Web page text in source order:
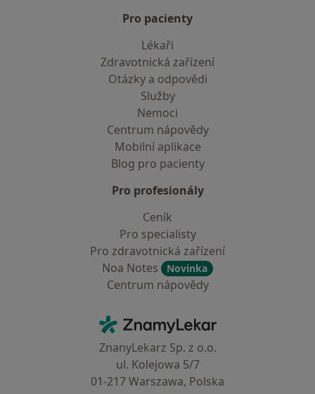
Pro pacienty
Lékaři
Zdravotnická zařízení
Otázky a odpovědi
Služby
Nemoci
Centrum nápovědy
Mobilní aplikace
Blog pro pacienty
Pro profesionály
Ceník
Pro specialisty
Pro zdravotnická zařízení
Noa Notes
Novinka
Centrum nápovědy
ZnamyLekar - Hlavní stránka
ZnanyLekarz Sp. z o.o.
ul. Kolejowa 5/7
01-217 Warszawa, Polska